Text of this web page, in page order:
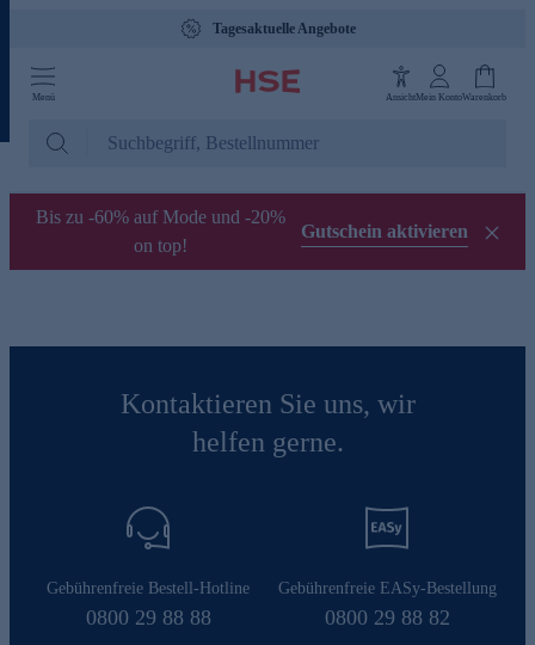
Tagesaktuelle Angebote
Menü AnsichtMein KontoWarenkorb
Bis zu -60% auf Mode und -20%
on top!
Gutschein aktivieren
Kontaktieren Sie uns, wir
helfen gerne.
Gebührenfreie Bestell-Hotline
0800 29 88 88
Gebührenfreie EASy-Bestellung
0800 29 88 82